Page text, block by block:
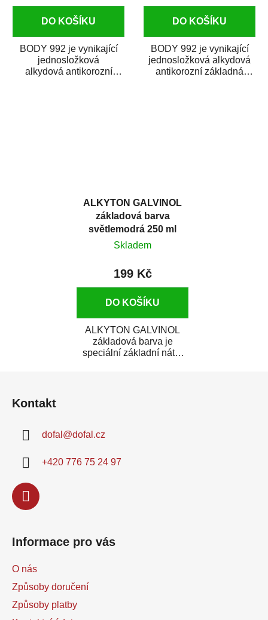
DO KOŠÍKU
BODY 992 je vynikající
jednosložková
alkydová antikorozní
DO KOŠÍKU
BODY 992 je vynikající
jednosložková alkydová
antikorozní základná
ALKYTON GALVINOL
základová barva
světlemodrá 250 ml
Skladem
199 Kč
DO KOŠÍKU
ALKYTON GALVINOL
základová barva je
speciální základní nátěr
Kontakt
dofal @dofal.cz
+420 776 75 24 97
Informace pro vás
O nás
Způsoby doručení
Způsoby platby